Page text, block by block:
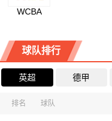
WCBA
球队排行
英超 德甲
排名 球队